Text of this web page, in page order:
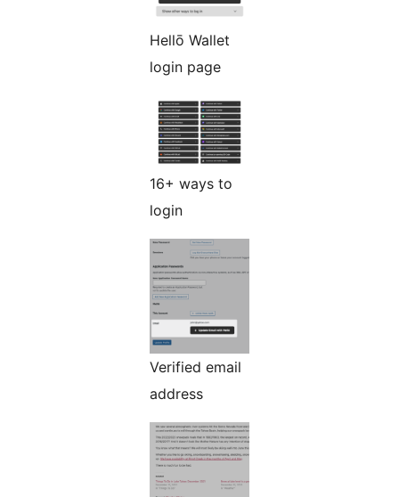
Hellō Wallet
login page
16+ ways to
login
Verified email
address